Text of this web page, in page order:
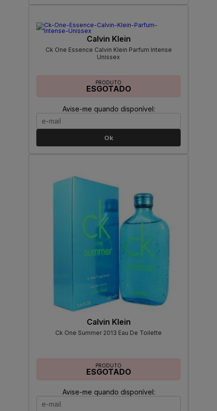
Calvin Klein
Ck One Essence Calvin Klein Parfum Intense
Unissex
PRODUTO
ESGOTADO
Avise-me quando disponível:
Ok
Calvin Klein
Ck One Summer 2013 Eau De Toilette
PRODUTO
ESGOTADO
Avise-me quando disponível: